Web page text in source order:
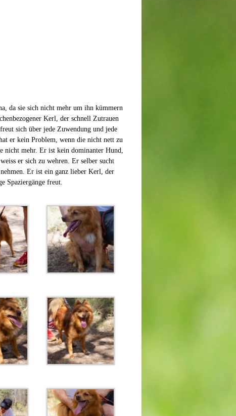
da sie sich nicht mehr um ihn kümmern
Kerl, der schnell Zutrauen
sich über jede Zuwendung und jede
er kein Problem, wenn die nicht nett zu
nicht mehr. Er ist kein dominanter Hund,
er sich zu wehren. Er selber sucht
Er ist ein ganz lieber Kerl, der
Spaziergänge freut.